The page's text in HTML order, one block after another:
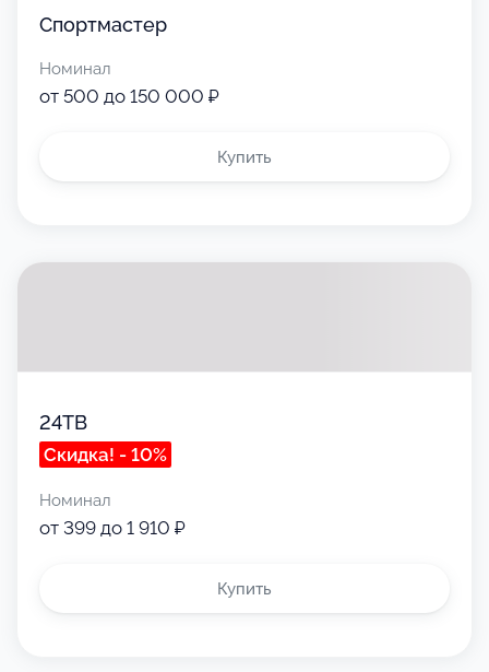
Спортмастер
Номинал
от 500 до 150 000 ₽
Купить
24ТВ
Скидка! - 10%
Номинал
от 399 до 1 910 ₽
Купить